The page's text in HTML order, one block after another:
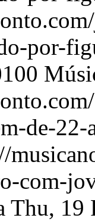
por-
de-22-
com-
Thu, 19